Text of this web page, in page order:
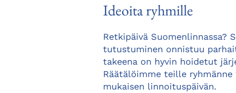
Ideoita ryhmille
Retkipäivä Suomenlinnassa?
tutustuminen onnistuu
takeena on hyvin hoidetut
Räätälöimme teille ryhmänne
mukaisen linnoituspäivän.